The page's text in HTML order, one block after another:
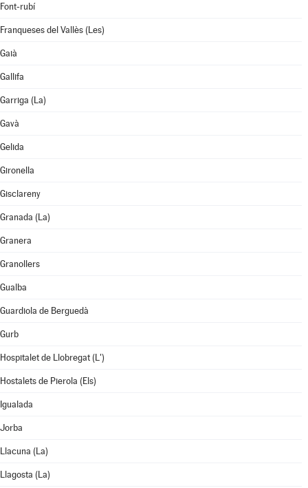
Font-rubí
Franqueses del Vallès (Les)
Gaià
Gallifa
Garriga (La)
Gavà
Gelida
Gironella
Gisclareny
Granada (La)
Granera
Granollers
Gualba
Guardiola de Berguedà
Gurb
Hospitalet de Llobregat (L')
Hostalets de Pierola (Els)
Igualada
Jorba
Llacuna (La)
Llagosta (La)